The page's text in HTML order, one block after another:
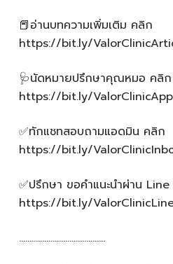
📕อ่านบทความเพิ่มเติม คลิก
https://bit.ly/
🩺นัดหมายปรึกษาคุณหมอ คลิก
https://bit.ly/
✅ทักแชทสอบถามแอดมิน คลิก
https://bit.ly/
✅ปรึกษา ขอคำแนะนำผ่าน Line
https://bit.ly/
…………………………………..